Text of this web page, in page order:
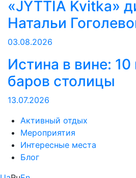
«JYTTIA Kvitka»
Натальи
03.08.2026
Истина в вине:
баров столицы
13.07.2026
Активный отдых
Мероприятия
Интересные места
Блог